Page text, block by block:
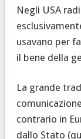
Negli USA
usavano per
il bene della
La grande
contrario in
dallo Stato